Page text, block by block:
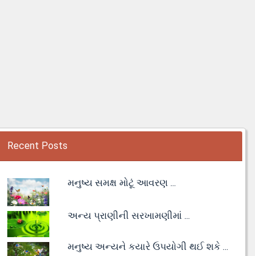
Recent Posts
મનુષ્ય સમક્ષ મોટૂં આવરણ ...
અન્ય પ્રાણીની સરખામણીમાં ...
મનુષ્ય અન્યને કયારે ઉપયોગી થઈ શકે ...